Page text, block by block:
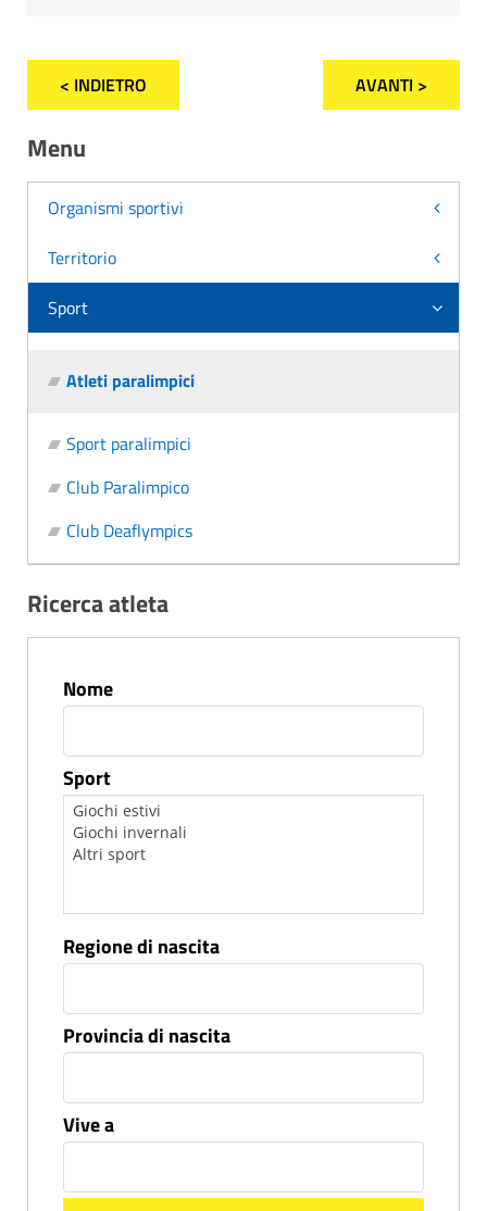
< INDIETRO AVANTI >
Menu
Organismi sportivi
Territorio
Sport
Atleti paralimpici
Sport paralimpici
Club Paralimpico
Club Deaflympics
Ricerca atleta
Nome
Sport
Regione di nascita
Provincia di nascita
Vive a